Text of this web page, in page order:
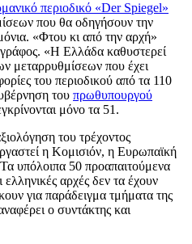
περιοδικό «Der Spiegel»
που θα οδηγήσουν την
«Φτου κι από την αρχή»
«Η Ελλάδα καθυστερεί
μεταρρυθμίσεων που έχει
του περιοδικού από τα 110
του πρωθυπουργού
μόνο τα 51.
του τρέχοντος
η Κομισιόν, η Ευρωπαϊκή
υπόλοιπα 50 προαπαιτούμενα
αρχές δεν τα έχουν
για παράδειγμα τμήματα της
ο συντάκτης και